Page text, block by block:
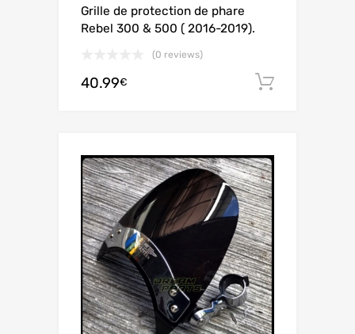
Grille de protection de phare
Rebel 300 & 500 ( 2016-2019).
(0 reviews)
40.99€